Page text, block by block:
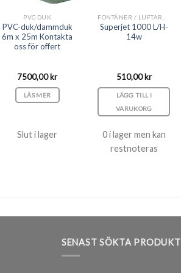
PVC-DUK
PVC-duk/dammduk
6m x 25m Kontakta
oss för offert
7500,00kr
LÄS MER
Slut i lager
Superjet 1000 L/H-
14w
510,00kr
LÄGG TILL I
VARUKORG
0 i lager men kan
restnoteras
SENAST SÖKTA PRODUKT